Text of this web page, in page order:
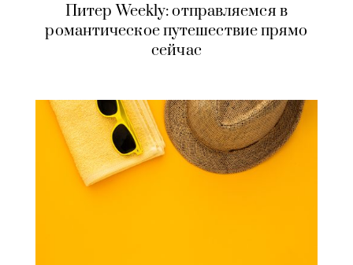
Питер Weekly: отправляемся в
романтическое путешествие прямо
сейчас